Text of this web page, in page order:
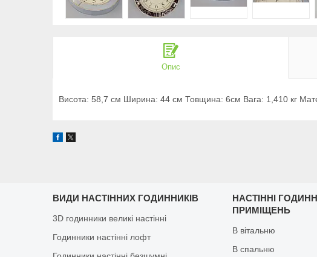
Опис
Висота: 58,7 см Ширина: 44 см Товщина: 6см Вага: 1,410 кг
ВИДИ НАСТІННИХ ГОДИННИКІВ
3D годинники великі настінні
Годинники настінні лофт
НАСТІННІ
ПРИМІЩЕНЬ
В вітальню
В спальню